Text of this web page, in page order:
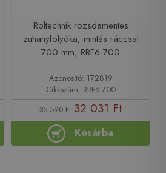
Roltechnik rozsdamentes
zuhanyfolyóka, mintás ráccsal
700 mm, RRF6-700
Azonosító: 172819
Cikkszám: RRF6-700
35 590 Ft 32 031 Ft
Kosárba